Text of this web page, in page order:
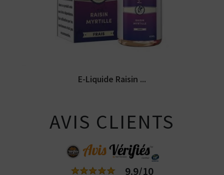
E-Liquide Raisin ...
AVIS CLIENTS
9.9/10